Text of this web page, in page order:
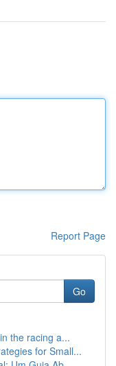
Report Page
Go
the racing a...
for Small...